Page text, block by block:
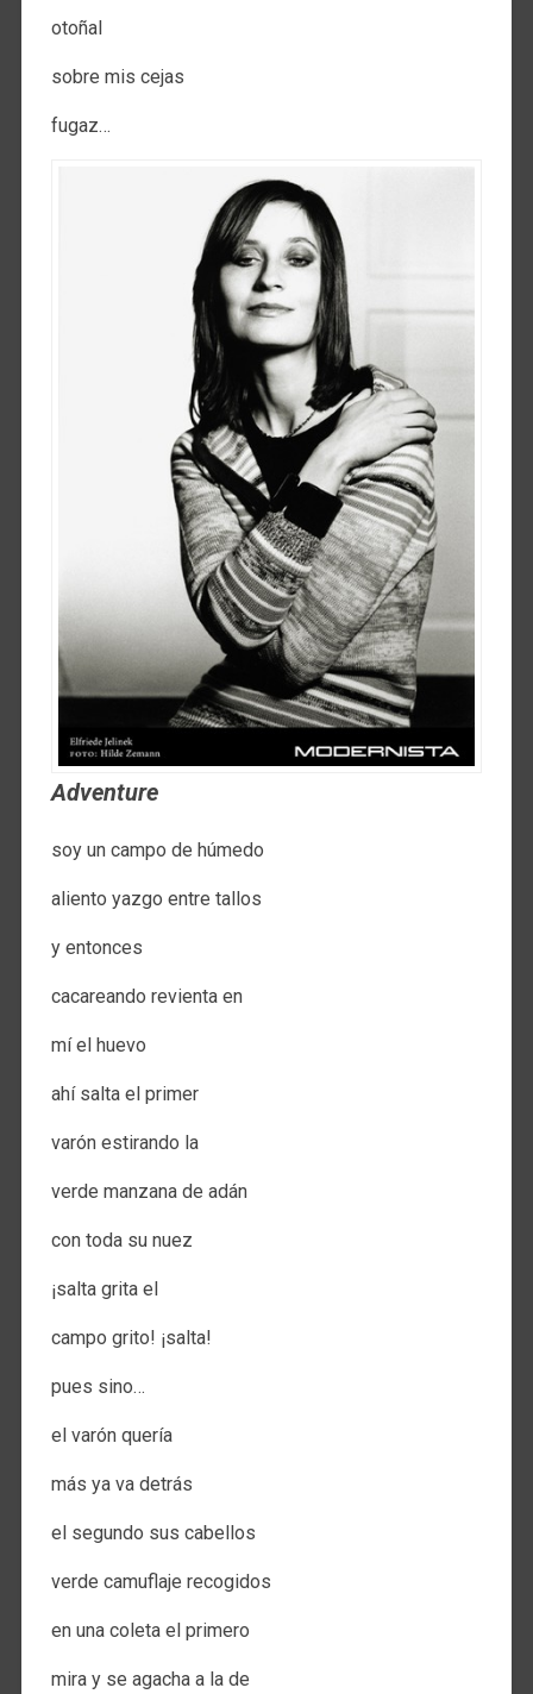
otoñal
sobre mis cejas
fugaz…
Adventure
soy un campo de húmedo
aliento yazgo entre tallos
y entonces
cacareando revienta en
mí el huevo
ahí salta el primer
varón estirando la
verde manzana de adán
con toda su nuez
¡salta grita el
campo grito! ¡salta!
pues sino…
el varón quería
más ya va detrás
el segundo sus cabellos
verde camuflaje recogidos
en una coleta el primero
mira y se agacha a la de